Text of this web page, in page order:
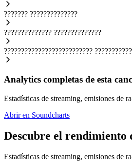
??????? ??????????????
?????????????? ??????????????
??????????????????????????
Analytics completas de esta
Estadísticas de streaming, emisiones de
Abrir en Soundcharts
Descubre el rendimiento
Estadísticas de streaming, emisiones de